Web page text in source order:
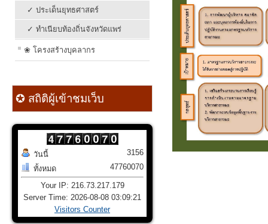
✓ ประเด็นยุทธศาสตร์
✓ ทำเนียบท้องถิ่นจังหวัดแพร่
❀ โครงสร้างบุคลากร
✪ สถิติผู้เข้าชมเว็บ
วันนี้
ทั้งหมด
3156
47760070
Your IP: 216.73.217.179
Server Time: 2026-08-08 03:09:21
Visitors Counter